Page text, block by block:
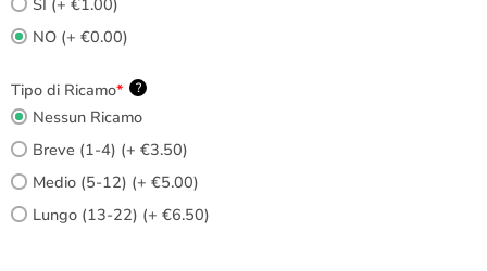
NO (+ €0.00)
Tipo di Ricamo* ?
Nessun Ricamo
Breve (1-4) (+ €3.50)
Medio (5-12) (+ €5.00)
Lungo (13-22) (+ €6.50)